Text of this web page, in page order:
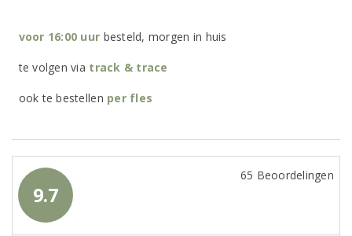
voor 16:00 uur besteld, morgen in huis
te volgen via track & trace
ook te bestellen per fles
9.7
65 Beoordelingen